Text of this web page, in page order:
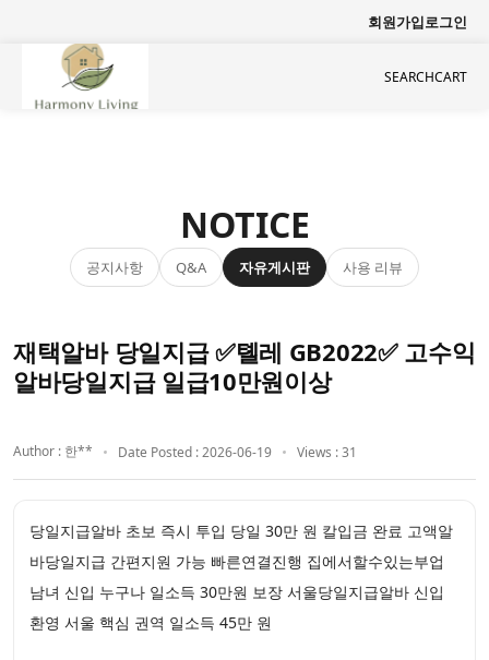
회원가입로그인
SEARCHCART
NOTICE
공지사항 Q&A 자유게시판 사용 리뷰
재택알바 당일지급 ✅톌레 GB2022✅ 고수익
알바당일지급 일급10만원이상
Author : 한** Date Posted : 2026-06-19 Views : 31
당일지급알바 초보 즉시 투입 당일 30만 원 칼입금 완료 고액알
바당일지급 간편지원 가능 빠른연결진행 집에서할수있는부업
남녀 신입 누구나 일소득 30만원 보장 서울당일지급알바 신입
환영 서울 핵심 권역 일소득 45만 원